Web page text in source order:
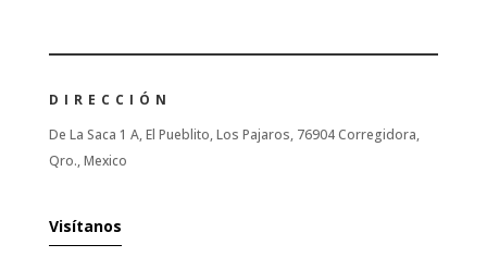
DIRECCIÓN
De La Saca 1 A, El Pueblito, Los Pajaros, 76904 Corregidora,
Qro., Mexico
Visítanos